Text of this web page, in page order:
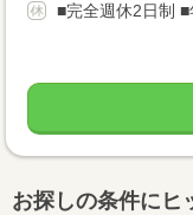
■完全週休2日制
お探しの条件にヒ